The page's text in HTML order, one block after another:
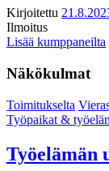
Kirjoitettu
Ilmoitus
Lisää kumppaneilta
Näkökulmat
Toimitukselta
Työpaikat &
Työelämän